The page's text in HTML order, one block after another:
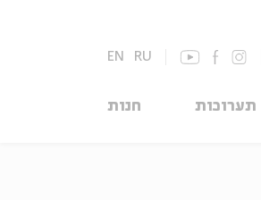
EN RU
תערוכות חנות